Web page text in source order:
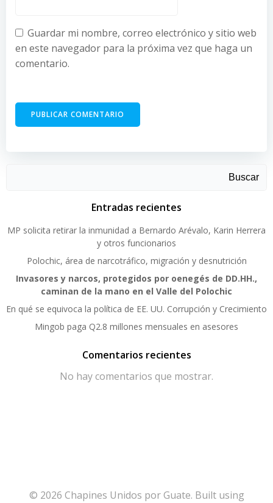
Guardar mi nombre, correo electrónico y sitio web
en este navegador para la próxima vez que haga un
comentario.
Buscar
Entradas recientes
MP solicita retirar la inmunidad a Bernardo Arévalo, Karin Herrera
y otros funcionarios
Polochic, área de narcotráfico, migración y desnutrición
Invasores y narcos, protegidos por oenegés de DD.HH.,
caminan de la mano en el Valle del Polochic
En qué se equivoca la política de EE. UU. Corrupción y Crecimiento
Mingob paga Q2.8 millones mensuales en asesores
Comentarios recientes
No hay comentarios que mostrar.
© 2026 Chapines Unidos por Guate. Built using